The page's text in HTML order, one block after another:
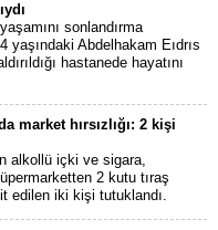
sonlandırma
yaşındaki Abdelhakam Eıdrıs
hastanede hayatını
market hırsızlığı: 2 kişi
alkollü içki ve sigara,
2 kutu tıraş
edilen iki kişi tutuklandı.